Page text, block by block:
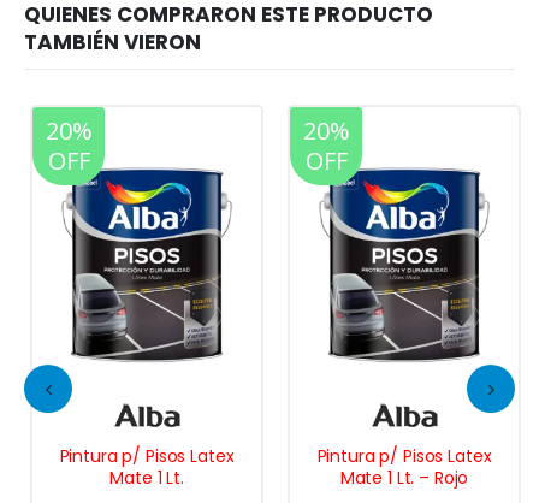
20%
OFF
Pintura p/ Pisos Latex
Mate 1 Lt.
20%
OFF
Pintura p/ Pisos Latex
Mate 1 Lt. – Rojo